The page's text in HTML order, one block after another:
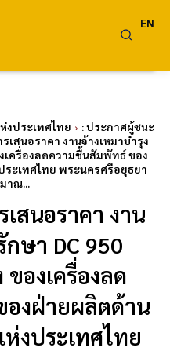
EN
งประเทศไทย
: ประกาศผู้ชนะ
เสนอราคา งานจ้างเหมาบำรุง
เครื่องลดความชื้นสัมพัทธ์ ของ
ะเทศไทย พระนครศรีอยุธยา
าณ...
สนอราคา งาน
กษา DC 950
ของเครื่องลด
งฝ่ายผลิตด้าน
งประเทศไทย